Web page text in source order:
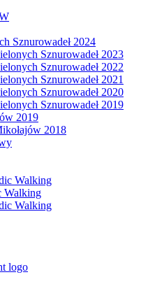
Sznurowadeł 2024
Sznurowadeł 2023
Sznurowadeł 2022
Sznurowadeł 2021
Sznurowadeł 2020
Sznurowadeł 2019
2019
2018
Walking
Walking
Walking